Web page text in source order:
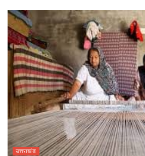
उत्तराखंड